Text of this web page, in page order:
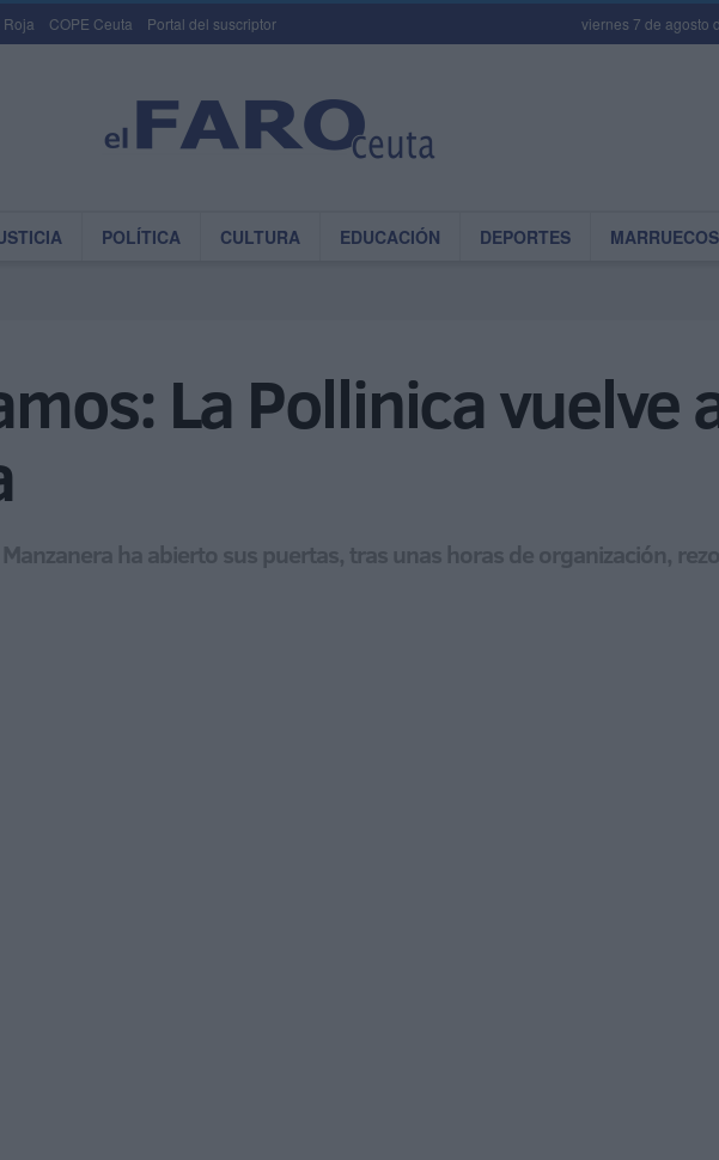
Roja COPE Ceuta Portal del suscriptor viernes 7 de agosto
POLÍTICA CULTURA EDUCACIÓN DEPORTES MARRUECOS
La Pollinica vuelve
ha abierto sus puertas, tras unas horas de organización,